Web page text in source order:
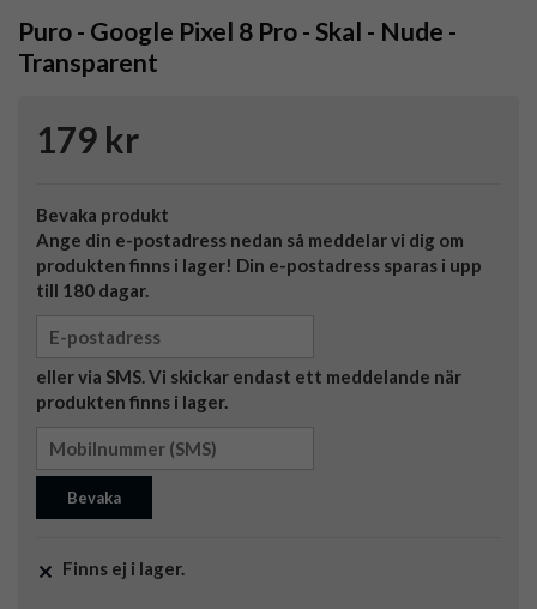
Puro - Google Pixel 8 Pro - Skal - Nude -
Transparent
179 kr
Bevaka produkt
Ange din e-postadress nedan så meddelar vi dig om
produkten finns i lager! Din e-postadress sparas i upp
till 180 dagar.
eller via SMS. Vi skickar endast ett meddelande när
produkten finns i lager.
Bevaka
Finns ej i lager.